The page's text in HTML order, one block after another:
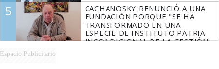
5
CACHANOSKY RENUNCIÓ A UNA
FUNDACIÓN PORQUE "SE HA
TRANSFORMADO EN UNA
ESPECIE DE INSTITUTO PATRIA
INCONDICIONAL DE LA GESTIÓN
Espacio Publicitario